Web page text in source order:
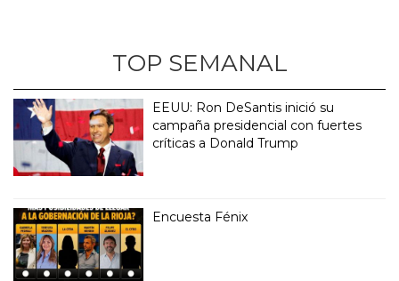
TOP SEMANAL
EEUU: Ron DeSantis inició su
campaña presidencial con fuertes
críticas a Donald Trump
Encuesta Fénix